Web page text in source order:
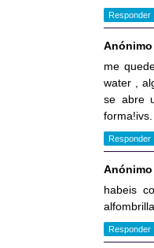
Responder
Anónimo
me
water ,
se abre
forma!ivs.
Responder
Anónimo
habeis
alfombrilla
Responder